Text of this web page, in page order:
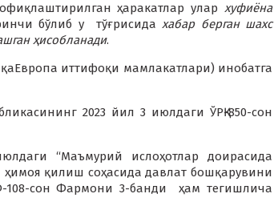
ҳаракатлар улар хуфиёна
бўлиб у тўғрисидахабар берган шахс
ҳисобланади.
иттифоқи мамлакатлари) инобатга
2023 йил 3 июлдаги ЎРҚ-850-сон
“Маъмурий ислоҳотлар доирасида
қилиш соҳасида давлат бошқарувини
108-сон Фармони 3-банди ҳам тегишлича